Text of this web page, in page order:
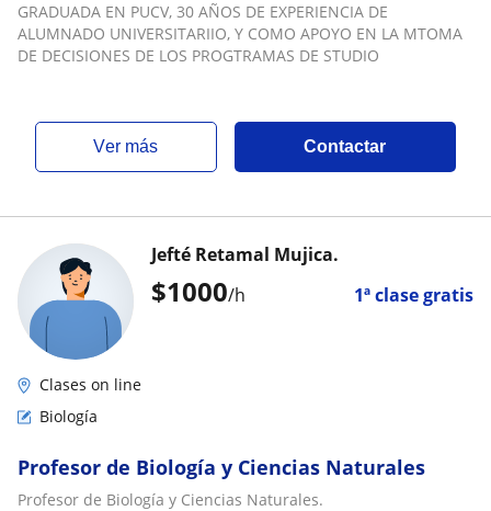
GRADUADA EN PUCV, 30 AÑOS DE EXPERIENCIA DE
ALUMNADO UNIVERSITARIIO, Y COMO APOYO EN LA MTOMA
DE DECISIONES DE LOS PROGTRAMAS DE STUDIO
ver más Contactar
$1000/h 1ª clase gratis
Jefté Retamal Mujica.
Clases on line
Biología
Profesor de Biología y Ciencias Naturales
Profesor de Biología y Ciencias Naturales.